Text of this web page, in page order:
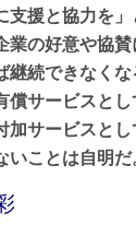
支援と協力を
の好意や協賛
継続できなく
償サービスと
加サービスと
ことは自明だ